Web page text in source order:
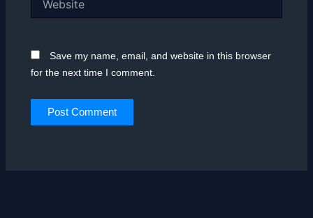
Save my name, email, and website in this browser
for the next time I comment.